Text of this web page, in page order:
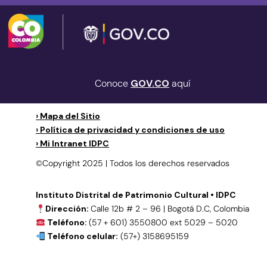
Conoce GOV.CO aquí
› Mapa del Sitio
› Política de privacidad y condiciones de uso
› Mi Intranet IDPC
©Copyright 2025 | Todos los derechos reservados
Instituto Distrital de Patrimonio Cultural • IDPC
Dirección: Calle 12b # 2 – 96 | Bogotá D.C, Colombia
Teléfono: (57 + 601) 3550800 ext 5029 – 5020
Teléfono celular: (57+) 3158695159